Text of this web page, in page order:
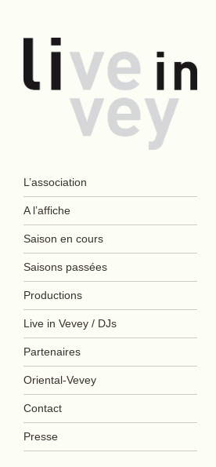
Live in Vevey
Navigation
Aller au contenu principal
L’association
A l’affiche
Saison en cours
Saisons passées
Productions
Live in Vevey / DJs
Partenaires
Oriental-Vevey
Contact
Presse